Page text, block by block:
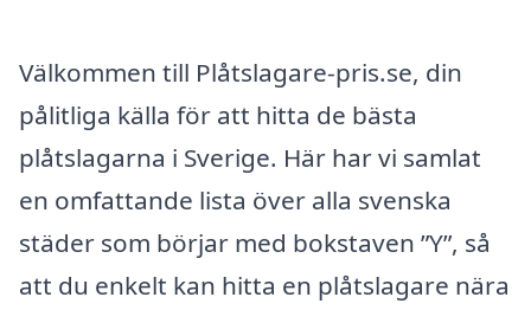
Välkommen till Plåtslagare-pris.se, din
pålitliga källa för att hitta de bästa
plåtslagarna i Sverige. Här har vi samlat
en omfattande lista över alla svenska
städer som börjar med bokstaven ”Y”, så
att du enkelt kan hitta en plåtslagare nära